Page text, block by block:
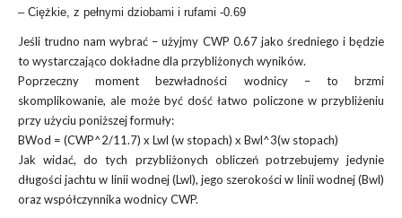
– Ciężkie, z pełnymi dziobami i rufami -0.69
Jeśli trudno nam wybrać – użyjmy CWP 0.67 jako średniego i będzie
to wystarczająco dokładne dla przybliżonych wyników.
Poprzeczny moment bezwładności wodnicy – to brzmi
skomplikowanie, ale może być dość łatwo policzone w przybliżeniu
przy użyciu poniższej formuły:
BWod = (CWP^2/11.7) x Lwl (w stopach) x Bwl^3(w stopach)
Jak widać, do tych przybliżonych obliczeń potrzebujemy jedynie
długości jachtu w linii wodnej (Lwl), jego szerokości w linii wodnej (Bwl)
oraz współczynnika wodnicy CWP.